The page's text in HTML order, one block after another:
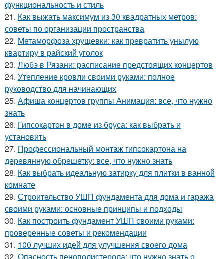
функциональность и стиль
21. Как выжать максимум из 30 квадратных метров:
советы по организации пространства
22. Метаморфоза хрущевки: как превратить унылую
квартиру в райский уголок
23. Любэ в Рязани: расписание предстоящих концертов
24. Утепление кровли своими руками: полное
руководство для начинающих
25. Афиша концертов группы Анимация: все, что нужно
знать
26. Гипсокартон в доме из бруса: как выбрать и
установить
27. Профессиональный монтаж гипсокартона на
деревянную обрешетку: все, что нужно знать
28. Как выбрать идеальную затирку для плитки в ванной
комнате
29. Строительство УШП фундамента для дома и гаража
своими руками: основные принципы и подходы
30. Как построить фундамент УШП своими руками:
проверенные советы и рекомендации
31. 100 лучших идей для улучшения своего дома